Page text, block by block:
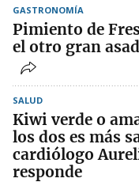
GASTRONOMÍA
Pimiento de
el otro gran
SALUD
Kiwi verde o
los dos es más
cardiólogo
responde